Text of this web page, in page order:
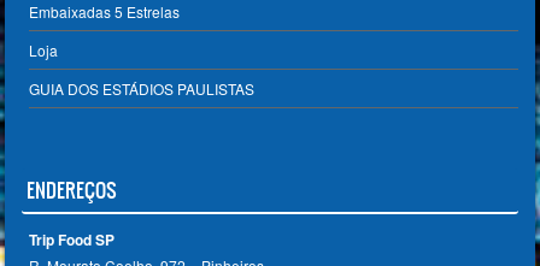
Embaixadas 5 Estrelas
Loja
GUIA DOS ESTÁDIOS PAULISTAS
ENDEREÇOS
Trip Food SP